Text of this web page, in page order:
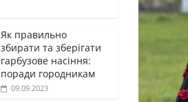
Як правильно
збирати та зберігати
гарбузове насіння:
поради городникам
09.09.2023